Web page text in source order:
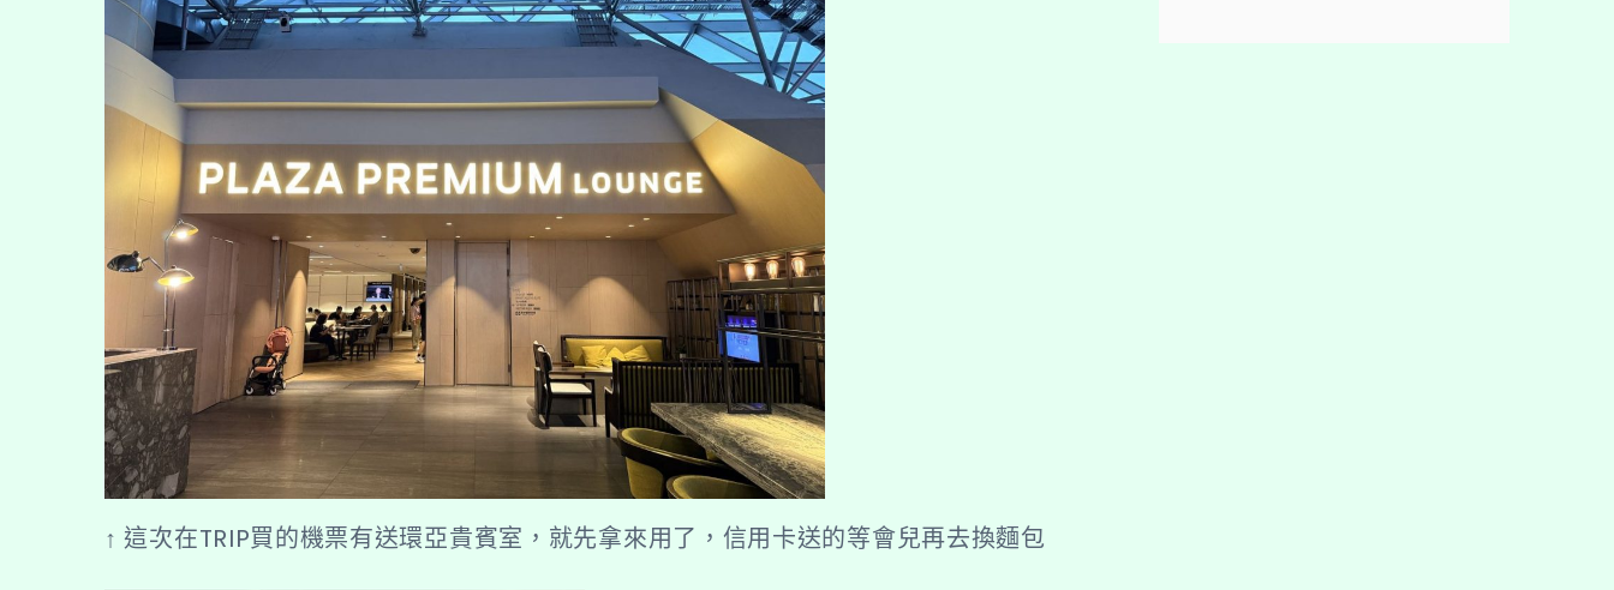
↑ 這次在TRIP買的機票有送環亞貴賓室，就先拿來用了，信用卡送的等會兒再去換麵包